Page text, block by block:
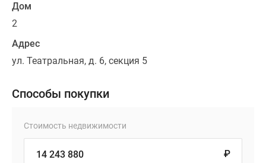
Дом
2
Адрес
ул. Театральная, д. 6, секция 5
Способы покупки
Стоимость недвижимости
₽